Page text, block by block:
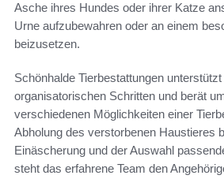
Asche ihres Hundes oder ihrer Katze
Urne aufzubewahren oder an einem
beizusetzen.
Schönhalde Tierbestattungen
organisatorischen Schritten und berät
verschiedenen Möglichkeiten einer
Abholung des verstorbenen Haustieres
Einäscherung und der Auswahl
steht das erfahrene Team den